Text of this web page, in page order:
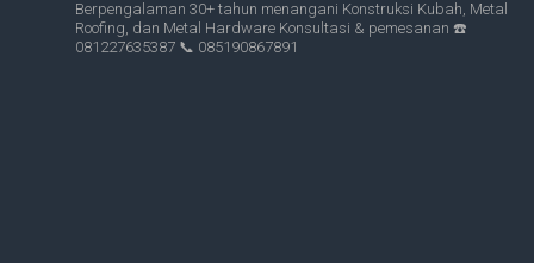
Berpengalaman 30+ tahun menangani Konstruksi Kubah, Metal
Roofing, dan Metal Hardware Konsultasi & pemesanan ☎️
081227635387 📞 085190867891